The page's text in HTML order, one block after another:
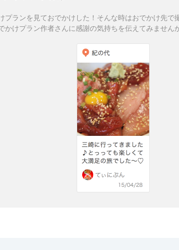
プランを見ておでかけした！そんな時はおでかけ先で
かけプラン作者さんに感謝の気持ちを伝えてみません